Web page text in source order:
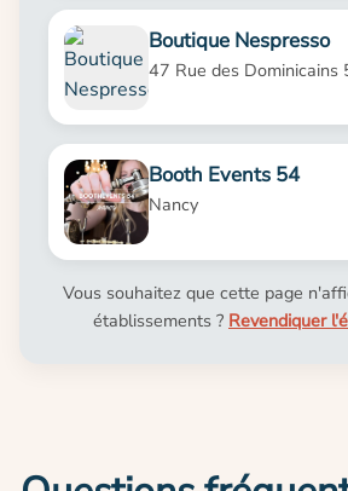
Boutique Nespresso
47 Rue des
Booth Events 54
Nancy
Vous souhaitez que cette page
établissements ? Revendiquer